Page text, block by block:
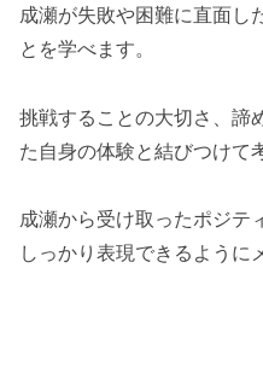
成瀬が失敗や困難に直面し
とを学べます。
挑戦することの大切さ、諦
た自身の体験と結びつけて
成瀬から受け取ったポジテ
しっかり表現できるように